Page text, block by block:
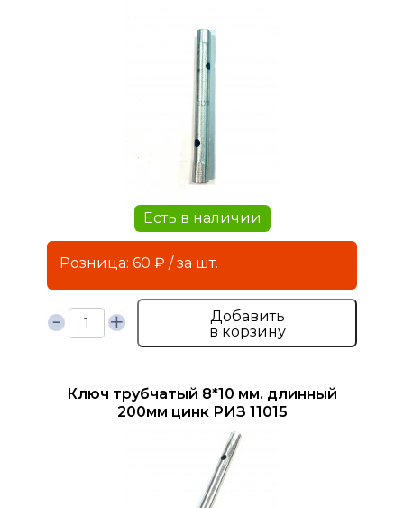
Есть в наличии
Розница: 60 ₽ / за шт.
Добавить
в корзину
Ключ трубчатый 8*10 мм. длинный
200мм цинк РИЗ 11015